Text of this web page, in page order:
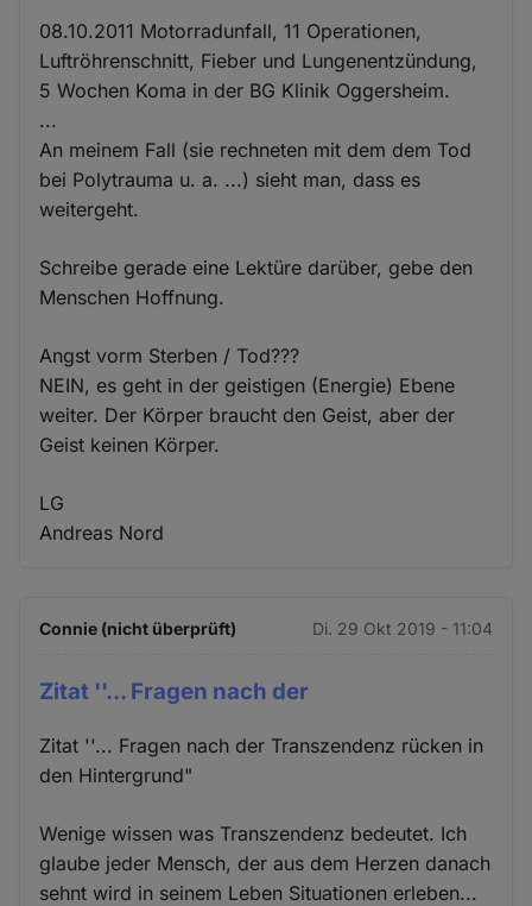
08.10.2011 Motorradunfall, 11 Operationen,
Luftröhrenschnitt, Fieber und Lungenentzündung,
5 Wochen Koma in der BG Klinik Oggersheim.
...
An meinem Fall (sie rechneten mit dem dem Tod
bei Polytrauma u. a. ...) sieht man, dass es
weitergeht.
Schreibe gerade eine Lektüre darüber, gebe den
Menschen Hoffnung.
Angst vorm Sterben / Tod???
NEIN, es geht in der geistigen (Energie) Ebene
weiter. Der Körper braucht den Geist, aber der
Geist keinen Körper.
LG
Andreas Nord
Connie (nicht überprüft) Di. 29 Okt 2019 - 11:04
Zitat ''... Fragen nach der
Zitat ''... Fragen nach der Transzendenz rücken in
den Hintergrund"
Wenige wissen was Transzendenz bedeutet. Ich
glaube jeder Mensch, der aus dem Herzen danach
sehnt wird in seinem Leben Situationen erleben...